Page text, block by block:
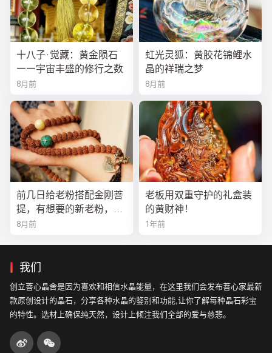
十八子·觉藏：黄金陨石
——宇宙丰盛的修行之数
8月前
虹光灵狐：黄胶花锦鲤水
晶的祥瑞之梦
8月前
前几日给老粉搭配金刚菩
提，有想要的新老粉，都
可以来排队
8月前
老板用双重守护的礼盒装
的黄财神！
1年前
我们
创立菩心晶舍是因为喜欢和相信水晶能量，在这里我们会发布菩心家最新
款原创设计的晶石，分享各种水晶的鉴别和功能,让你了解每种晶石彩宝
的特性。选材上确保纯天然，设计上倾注我们全部的爱与慈悲。